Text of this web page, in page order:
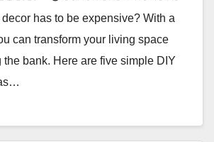
has to be expensive? With a
can transform your living space
bank. Here are five simple DIY